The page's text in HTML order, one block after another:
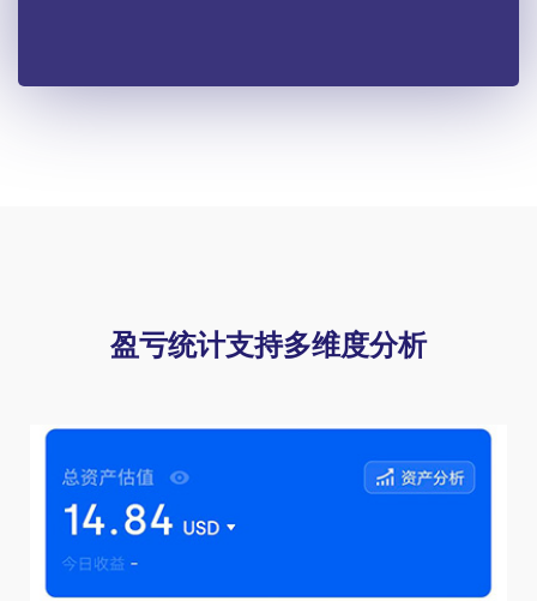
盈亏统计支持多维度分析